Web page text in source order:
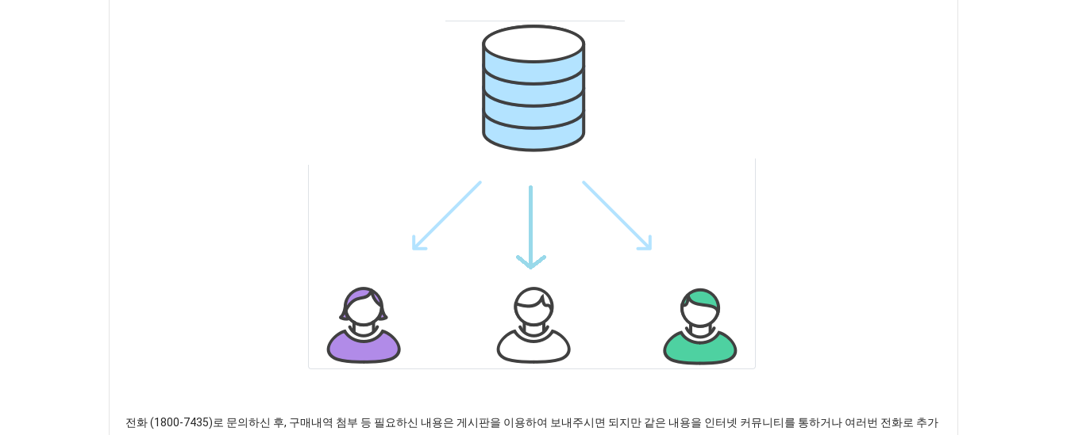
전화 (1800-7435)로 문의하신 후, 구매내역 첨부 등 필요하신 내용은 게시판을 이용하여 보내주시면 되지만 같은 내용을 인터넷 커뮤니티를 통하거나 여러번 전화로 추가